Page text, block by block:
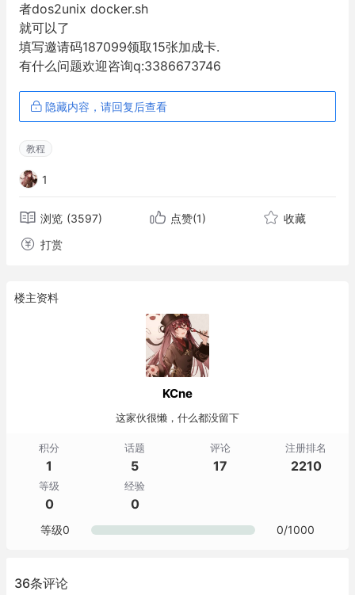
者dos2unix docker.sh
就可以了
填写邀请码187099领取15张加成卡.
有什么问题欢迎咨询q:3386673746
隐藏内容，请回复后查看
教程
1
浏览 (3597) 点赞(1)
收藏
打赏
楼主资料
KCne
这家伙很懒，什么都没留下
积分
1
话题
5
评论
17
注册排名
2210
等级
0
经验
0
等级0 0/1000
36条评论